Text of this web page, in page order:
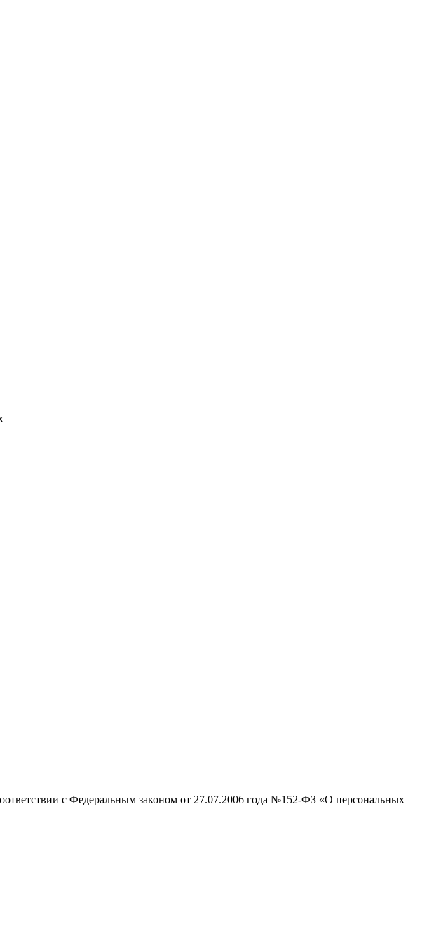
с Федеральным законом от 27.07.2006 года №152-ФЗ «О персональных